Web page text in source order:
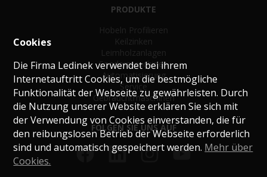
Cookies
Die Firma Ledinek verwendet bei ihrem
Internetauftritt Cookies, um die bestmögliche
Funktionalität der Webseite zu gewährleisten. Durch
die Nutzung unserer Website erklären Sie sich mit
der Verwendung von Cookies einverstanden, die für
den reibungslosen Betrieb der Webseite erforderlich
sind und automatisch gespeichert werden. Mehr über
Cookies.
PRODUKTE
Hobeln Profilieren
Keilzinken
Leimholzanlagen
Sondermaschinen
Automatisierung
Service
Gebrauchtmaschinen
FOLGEN SIE UNS AUF